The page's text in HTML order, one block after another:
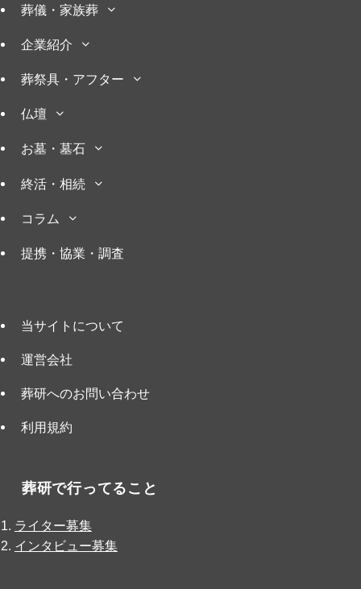
葬儀・家族葬
企業紹介
葬祭具・アフター
仏壇
お墓・墓石
終活・相続
コラム
提携・協業・調査
当サイトについて
運営会社
葬研へのお問い合わせ
利用規約
葬研で行ってること
ライター募集
インタビュー募集